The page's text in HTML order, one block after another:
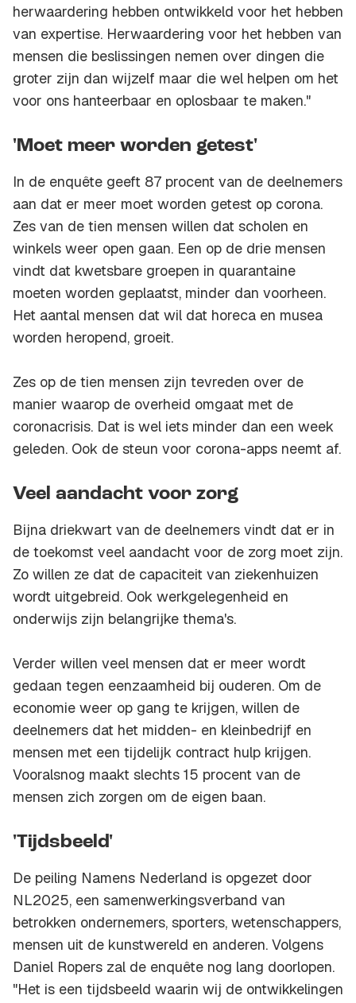
herwaardering hebben ontwikkeld voor het hebben
van expertise. Herwaardering voor het hebben van
mensen die beslissingen nemen over dingen die
groter zijn dan wijzelf maar die wel helpen om het
voor ons hanteerbaar en oplosbaar te maken."
'Moet meer worden getest'
In de enquête geeft 87 procent van de deelnemers
aan dat er meer moet worden getest op corona.
Zes van de tien mensen willen dat scholen en
winkels weer open gaan. Een op de drie mensen
vindt dat kwetsbare groepen in quarantaine
moeten worden geplaatst, minder dan voorheen.
Het aantal mensen dat wil dat horeca en musea
worden heropend, groeit.
Zes op de tien mensen zijn tevreden over de
manier waarop de overheid omgaat met de
coronacrisis. Dat is wel iets minder dan een week
geleden. Ook de steun voor corona-apps neemt af.
Veel aandacht voor zorg
Bijna driekwart van de deelnemers vindt dat er in
de toekomst veel aandacht voor de zorg moet zijn.
Zo willen ze dat de capaciteit van ziekenhuizen
wordt uitgebreid. Ook werkgelegenheid en
onderwijs zijn belangrijke thema's.
Verder willen veel mensen dat er meer wordt
gedaan tegen eenzaamheid bij ouderen. Om de
economie weer op gang te krijgen, willen de
deelnemers dat het midden- en kleinbedrijf en
mensen met een tijdelijk contract hulp krijgen.
Vooralsnog maakt slechts 15 procent van de
mensen zich zorgen om de eigen baan.
'Tijdsbeeld'
De peiling Namens Nederland is opgezet door
NL2025, een samenwerkingsverband van
betrokken ondernemers, sporters, wetenschappers,
mensen uit de kunstwereld en anderen. Volgens
Daniel Ropers zal de enquête nog lang doorlopen.
"Het is een tijdsbeeld waarin wij de ontwikkelingen